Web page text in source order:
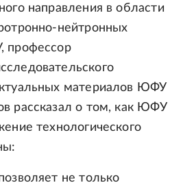
направления в области
нейтронных
профессор
материалов ЮФУ
рассказал о том, как ЮФУ
технологического
не только